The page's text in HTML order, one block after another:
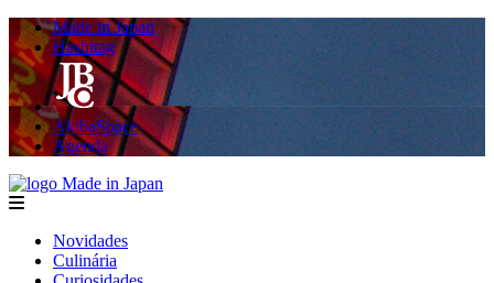
Made in Japan
Hashitag
AkibaSpace
Agenda
menu
Novidades
Culinária